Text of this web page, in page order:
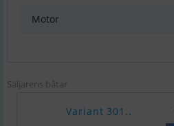
Motor
Säljarens båtar
Variant 301..